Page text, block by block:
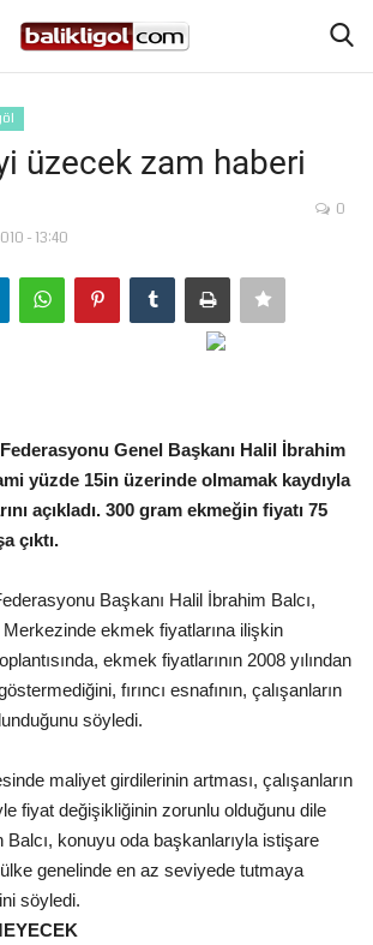
üzecek zam haberi
- 13:40
0
Federasyonu Genel Başkanı Halil İbrahim
yüzde 15in üzerinde olmamak kaydıyla
açıkladı. 300 gram ekmeğin fiyatı 75
çıktı.
Başkanı Halil İbrahim Balcı,
ekmek fiyatlarına ilişkin
ekmek fiyatlarının 2008 yılından
fırıncı esnafının, çalışanların
söyledi.
maliyet girdilerinin artması, çalışanların
fiyat değişikliğinin zorunlu olduğunu dile
Balcı, konuyu oda başkanlarıyla istişare
ülke genelinde en az seviyede tutmaya
söyledi.